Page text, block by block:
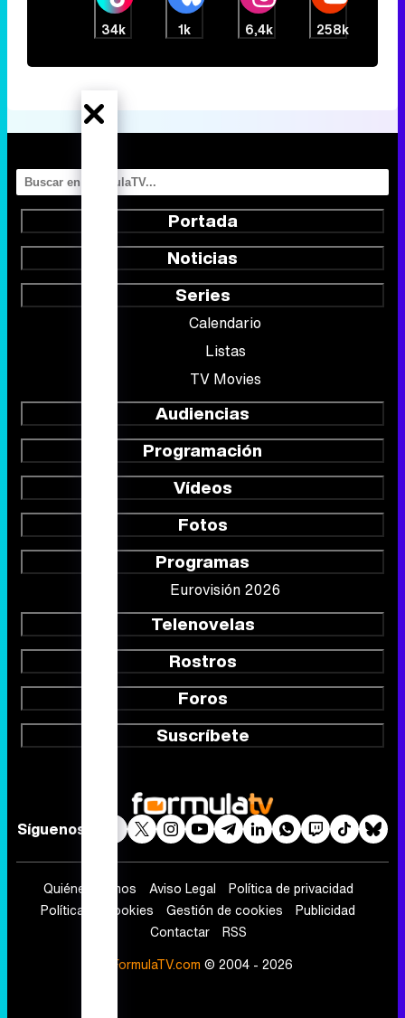
34k 1k 6,4k 258k
Portada
Noticias
Series
Calendario
Listas
TV Movies
Audiencias
Programación
Vídeos
Fotos
Programas
Eurovisión 2026
Telenovelas
Rostros
Foros
Suscríbete
Síguenos
Quiénes somos Aviso Legal
Política de privacidad
Política de cookies
Gestión de cookies
Publicidad
Contactar
RSS
FormulaTV.com © 2004 - 2026